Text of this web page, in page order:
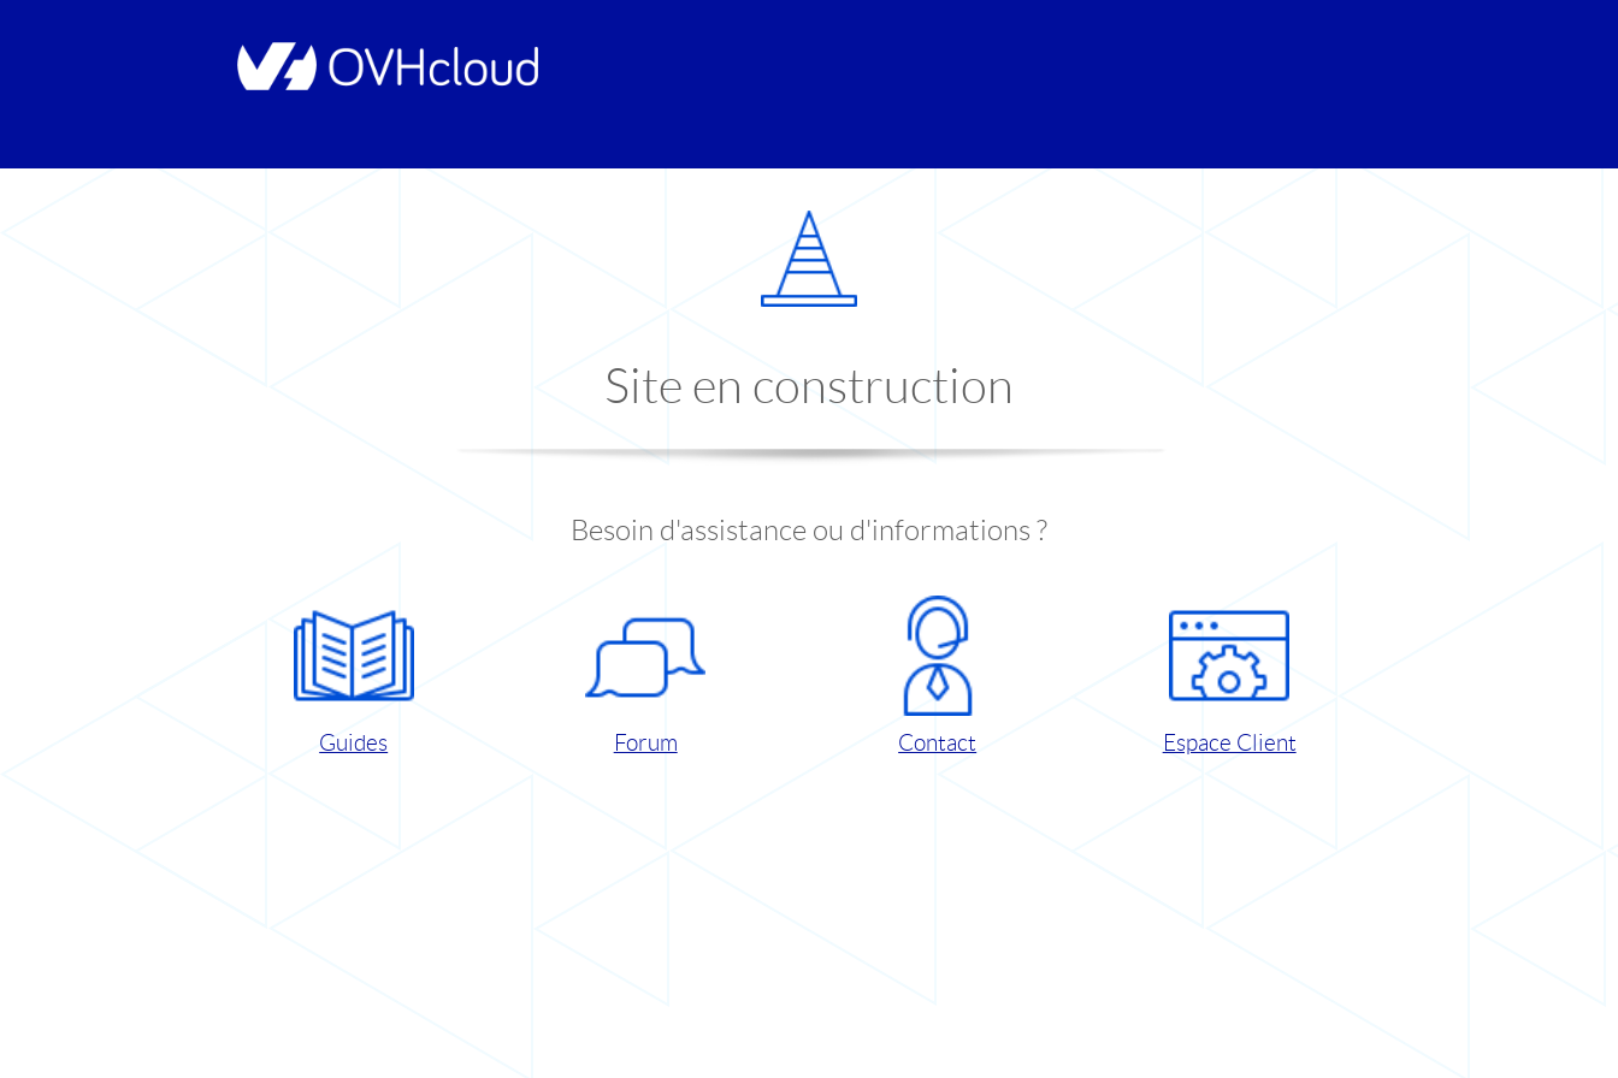
Site en construction
Besoin d'assistance ou d'informations ?
Guides Forum Contact Espace Client